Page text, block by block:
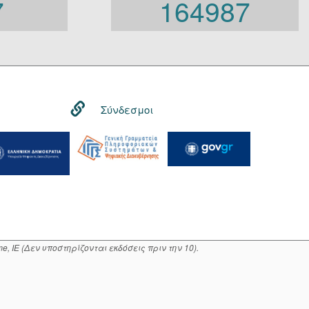
Γενική Κυβέρνηση
Γενική Γραμματεία
164987
Σύνδεσμοι
IE (Δεν υποστηρίζονται εκδόσεις πριν την 10).